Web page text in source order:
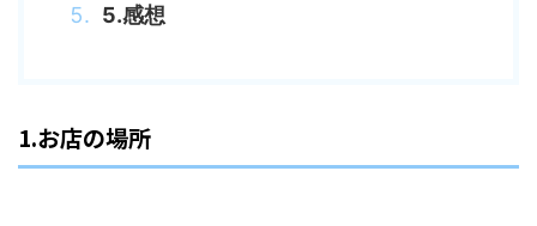
5.感想
1.お店の場所